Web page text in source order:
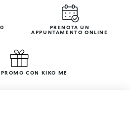
PRENOTA UN
APPUNTAMENTO ONLINE
CON KIKO ME